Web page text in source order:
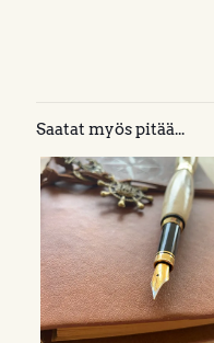
Saatat myös pitää...